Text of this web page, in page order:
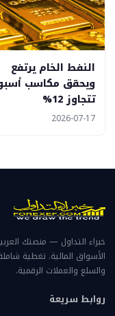
النفط الخام يرتفع
ويحقق مكاسب
تتجاوز 12%
2026-07-17
خبراء التداول — منصتك
الأسواق المالية. تغطية
والسلع والعملات الرقمية.
روابط سريعة